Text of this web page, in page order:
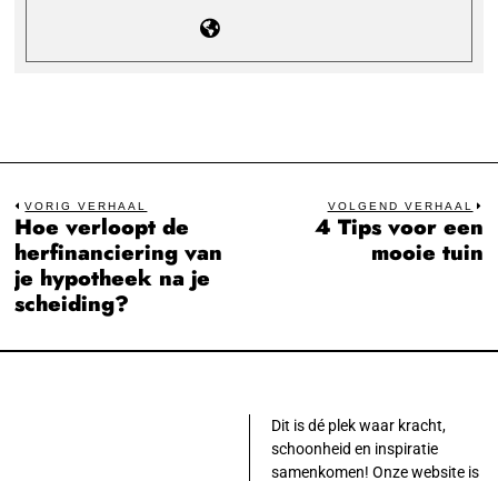
Bericht
navigatie
VORIG VERHAAL
Previous
post:
Hoe verloopt de
herfinanciering van
je hypotheek na je
scheiding?
VOLGEND VERHAAL
4 Tips voor een
mooie tuin
Dit is dé plek waar kracht,
schoonheid en inspiratie
samenkomen! Onze website is